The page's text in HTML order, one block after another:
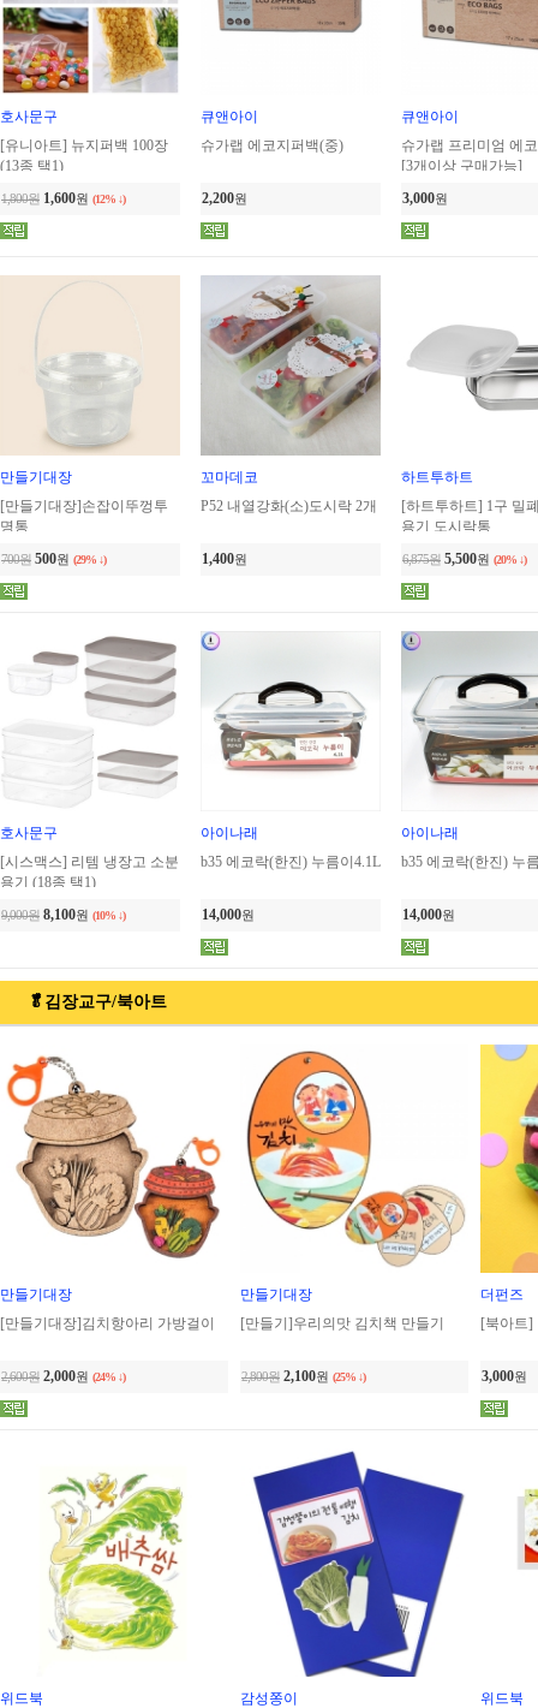
호사문구
[유니아트] 뉴지퍼백 100장
(13종 택1)
1,800원 1,600원 (12% ↓)
큐앤아이
슈가랩 에코지퍼백(중)
2,200원
큐앤아이
슈가랩 프리미엄 에
[3개이상 구매가능]
3,000원
만들기대장
[만들기대장]손잡이뚜껑투
명통
700원 500원 (29% ↓)
꼬마데코
P52 내열강화(소)도시락 2개
1,400원
하트투하트
[하트투하트] 1구 밀
용기 도시락통
6,875원 5,500원 (20% ↓)
호사문구
[시스맥스] 리템 냉장고 소분
용기 (18종 택1)
9,000원 8,100원 (10% ↓)
아이나래
b35 에코락(한진) 누름이4.1L
14,000원
아이나래
b35 에코락(한진) 누
14,000원
🥬김장교구/북아트
만들기대장
[만들기대장]김치항아리 가방걸이
2,600원 2,000원 (24% ↓)
만들기대장
[만들기]우리의맛 김치책 만들기
2,800원 2,100원 (25% ↓)
더펀즈
[북아트]
3,000원
위드북
감성쫑이
위드북